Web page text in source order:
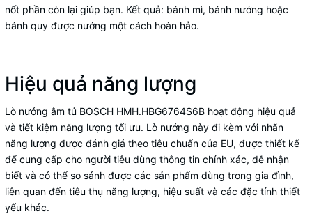
nốt phần còn lại giúp bạn. Kết quả: bánh mì, bánh nướng hoặc
bánh quy được nướng một cách hoàn hảo.
Hiệu quả năng lượng
Lò nướng âm tủ BOSCH HMH.HBG6764S6B hoạt động hiệu quả
và tiết kiệm năng lượng tối ưu. Lò nướng này đi kèm với nhãn
năng lượng được đánh giá theo tiêu chuẩn của EU, được thiết kế
để cung cấp cho người tiêu dùng thông tin chính xác, dễ nhận
biết và có thể so sánh được các sản phẩm dùng trong gia đình,
liên quan đến tiêu thụ năng lượng, hiệu suất và các đặc tính thiết
yếu khác.